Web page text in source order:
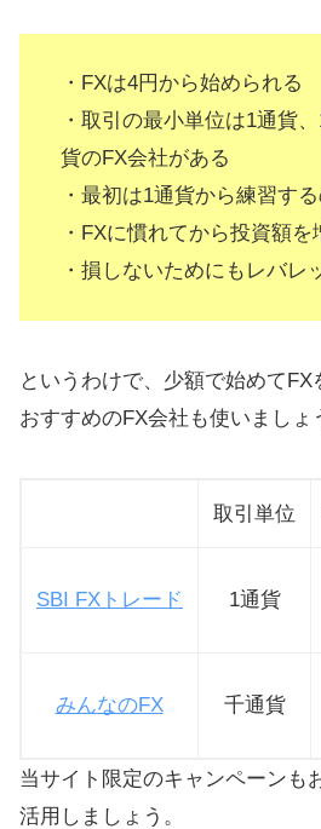
・FXは4円から始められる
・取引の最小単位は1通貨
貨のFX会社がある
・最初は1通貨から練習す
・FXに慣れてから投資額を
・損しないためにもレバレ
というわけで、少額で始めてFX
おすすめのFX会社も使いましょ
取引単位
SBI FXトレード 1通貨
みんなのFX 千通貨
当サイト限定のキャンペーンも
活用しましょう。